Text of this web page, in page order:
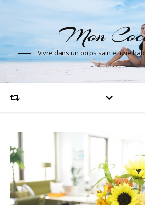
Mon
Vivre dans un corps sain et une